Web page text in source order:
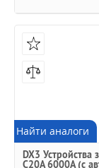
Найти аналоги
DX3 Устройства
C20A 6000А (с